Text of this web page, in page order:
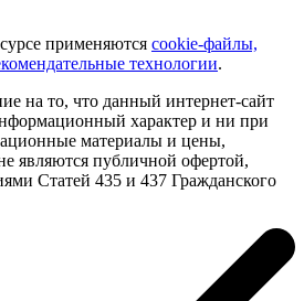
применяются cookie-файлы,
технологии.
на то, что данный интернет-сайт
характер и ни при
материалы и цены,
являются публичной офертой,
Статей 435 и 437 Гражданского